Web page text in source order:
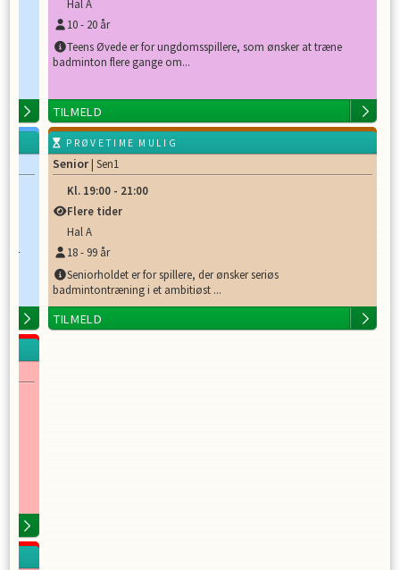
Hal A
10- 20 år
Teens Øvede er for ungdomsspillere, som ønsker at træne
badminton flere gange om...
TILMELD
PRØVETIME MULIG
Senior | Sen1
Kl. 19:00 - 21:00
Flere tider
Hal A
18- 99 år
Seniorholdet er for spillere, der ønsker seriøs
badmintontræning i et ambitiøst ...
TILMELD